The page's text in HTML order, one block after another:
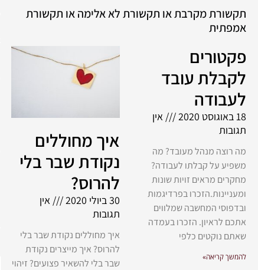
תקשורת מקרבת או תקשורת לא אלימה או תקשורת
אמפתית
פקטורים
לקבלת עובד
לעבודה
18 באוגוסט 2020
אין
תגובות
מה רוצה מנהל מעובד? מה
משפיע על קבלתו לעבודה?
מחקרים מראים זויות שונות
ומעניינות.הזכרו בפרדיגמות
ובדפוסי המחשבה שמלווים
אתכם לראיון. הזכרו בעמדה
שאתם נוקטים כלפי
להמשך קריאה»
איך מחוללים
נקודת שבר בלי
להרוס?
30 ביולי 2020
אין
תגובות
איך מחוללים נקודת שבר בלי
להרוס? איך מייצרים נקודת
שבר בלי להשאיר פצועים? זיהוי